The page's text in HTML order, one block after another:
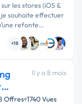
les stores (iOS &
souhaite effectuer
refonte
+18
Il y a 8 mois
Offres 1740 Vues